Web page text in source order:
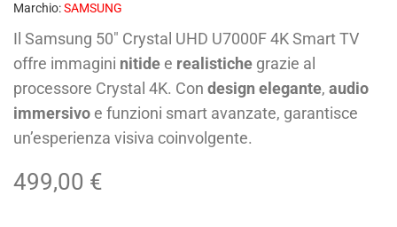
Marchio:SAMSUNG
Il Samsung 50″ Crystal UHD U7000F 4K Smart TV
offre immagini nitide e realistiche grazie al
processore Crystal 4K. Con design elegante, audio
immersivo e funzioni smart avanzate, garantisce
un’esperienza visiva coinvolgente.
499,00 €